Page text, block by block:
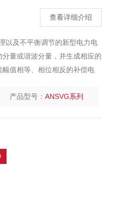
查看详细介绍
以及不平衡调节的新型电力电
量或谐波分量，并生成相应的
值相等、相位相反的补偿电
产品型号：ANSVG系列